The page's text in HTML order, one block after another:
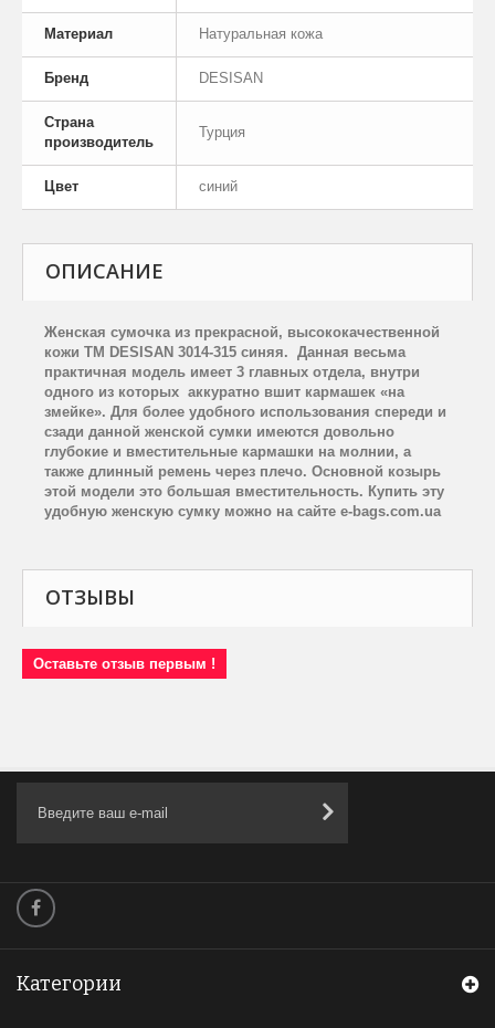
Материал Натуральная кожа
Бренд DESISAN
Страна
производитель
Турция
Цвет синий
ОПИСАНИЕ
Женская сумочка из прекрасной, высококачественной
кожи TM DESISAN 3014-315 синяя. Данная весьма
практичная модель имеет 3 главных отдела, внутри
одного из которых аккуратно вшит кармашек «на
змейке». Для более удобного использования спереди и
сзади данной женской сумки имеются довольно
глубокие и вместительные кармашки на молнии, а
также длинный ремень через плечо. Основной козырь
этой модели это большая вместительность. Купить эту
удобную женскую сумку можно на сайте e-bags.com.ua
ОТЗЫВЫ
Оставьте отзыв первым !
Категории